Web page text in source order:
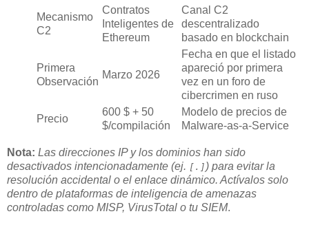
Mecanismo
C2
Contratos
Inteligentes de
Ethereum
Canal C2
descentralizado
basado en blockchain
Primera
Observación
Marzo 2026
Fecha en que el listado
apareció por primera
vez en un foro de
cibercrimen en ruso
Precio
600 $ + 50
$/compilación
Modelo de precios de
Malware-as-a-Service
Nota: Las direcciones IP y los dominios han sido
desactivados intencionadamente (ej. [.] ) para evitar la
resolución accidental o el enlace dinámico. Actívalos solo
dentro de plataformas de inteligencia de amenazas
controladas como MISP, VirusTotal o tu SIEM.